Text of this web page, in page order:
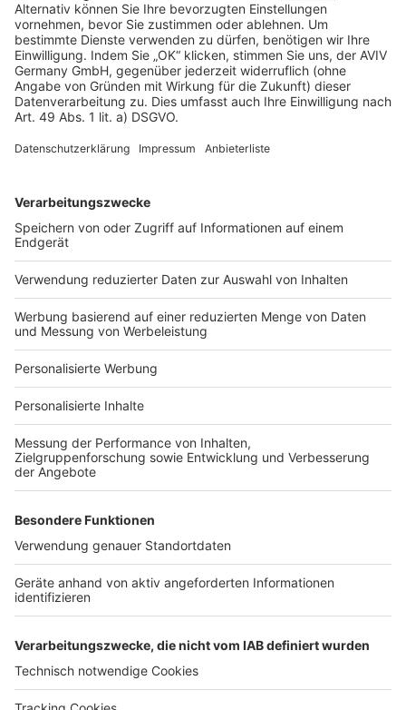
Rechtliches
AGB-Übersicht
Datenschutz
Impressum
Services
Bauprojekt-Quiz
Häuser-Suche
Hausanbieter-Suche
Bauprojekt-Profil
Für Unternehmen
Ihre Baufirma auf bauen.de
Kostenloses Infogespräch